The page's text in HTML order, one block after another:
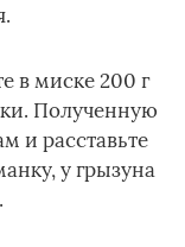
в миске 200 г
Полученную
и расставьте
у грызуна